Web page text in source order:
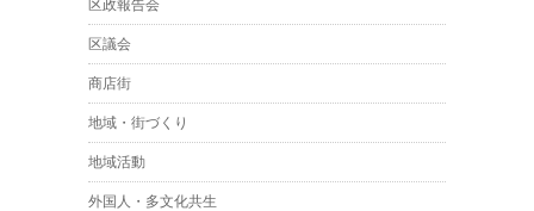
区政報告会
区議会
商店街
地域・街づくり
地域活動
外国人・多文化共生